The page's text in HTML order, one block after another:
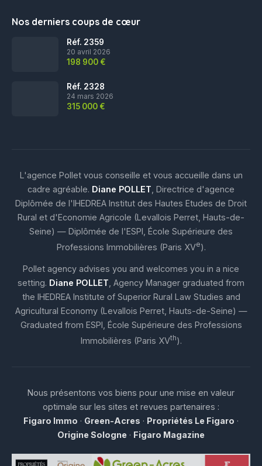
Nos derniers coups de cœur
Réf. 2359
20 avril 2026
198 900 €
Réf. 2328
24 mars 2026
315 000 €
L'agence Pollet vous conseille et vous accueille dans un
cadre agréable. Diane POLLET , Directrice d'agence
Diplômée de l'IHEDREA Institut des Hautes Etudes de Droit
Rural et d'Economie Agricole (Levallois Perret, Hauts-de-
Seine) — Diplômée de l'ESPI, École Supérieure des
Professions Immobilières (Paris XVe).
Pollet agency advises you and welcomes you in a nice
setting. Diane POLLET, Agency Manager graduated from
the IHEDREA Institute of Superior Rural Law Studies and
Agricultural Economy (Levallois Perret, Hauts-de-Seine) —
Graduated from ESPI, École Supérieure des Professions
Immobilières (Paris XVth).
Nous présentons vos biens pour une mise en valeur
optimale sur les sites et revues partenaires :
Figaro Immo · Green-Acres · Propriétés Le Figaro ·
Origine Sologne · Figaro Magazine